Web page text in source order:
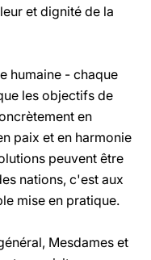
et dignité de la
humaine - chaque
les objectifs de
en
paix et en harmonie
peuvent être
nations, c'est aux
mise en pratique.
Mesdames et